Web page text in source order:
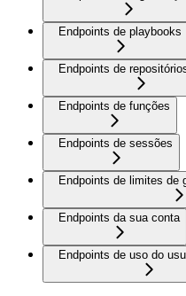
Endpoints de playbooks
Endpoints de
Endpoints de funções
Endpoints de sessões
Endpoints de limites de
Endpoints da sua conta
Endpoints de uso do